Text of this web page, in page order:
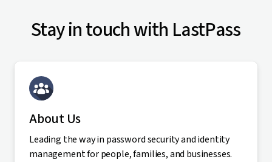
Stay in touch with LastPass
About Us
Leading the way in password security and identity
management for people, families, and businesses.